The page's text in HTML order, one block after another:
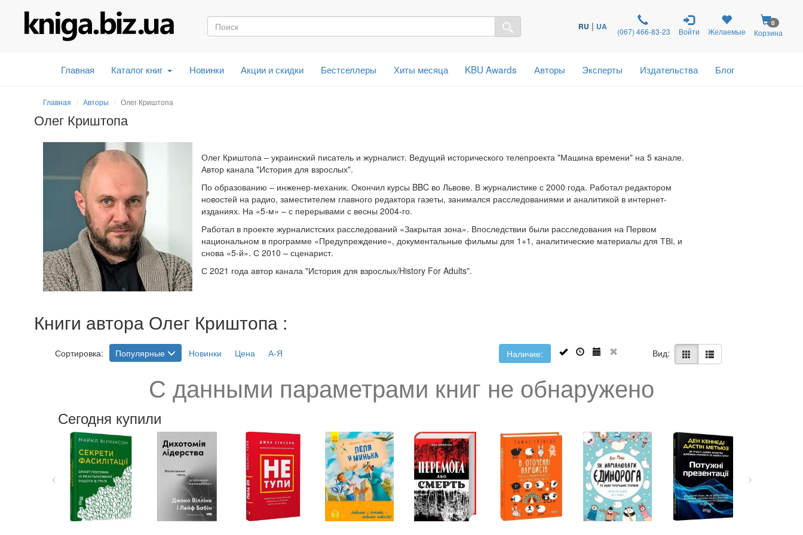
RU | UA (067) 466-83-23 Войти Желаемые
0
Корзина
Главная Каталог книг Новинки Акции и скидки Бестселлеры Хиты месяца KBU Awards Авторы Эксперты Издательства Блог
Главная Авторы Олег Криштопа
Олег Криштопа
Олег Криштопа – украинский писатель и журналист. Ведущий исторического телепроекта "Машина времени" на 5 канале.
Автор канала "История для взрослых".
По образованию – инженер-механик. Окончил курсы BBC во Львове. В журналистике с 2000 года. Работал редактором
новостей на радио, заместителем главного редактора газеты, занимался расследованиями и аналитикой в ​​интернет-
изданиях. На «5-м» – с перерывами с весны 2004-го.
Работал в проекте журналистских расследований «Закрытая зона». Впоследствии были расследования на Первом
национальном в программе «Предупреждение», документальные фильмы для 1+1, аналитические материалы для ТВi, и
снова «5-й». С 2010 – сценарист.
С 2021 года автор канала "История для взрослых/History For Adults".
Книги автора Олег Криштопа :
Сортировка: Популярные Новинки Цена А-Я Наличие: Вид:
С данными параметрами книг не обнаружено
Сегодня купили